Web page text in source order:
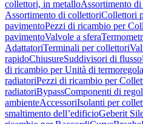
collettori, in metalloAssortimento
Assortimento di collettoriCollettori
pavimentoPezzi di ricambio per
pavimentoValvole a sfera
AdattatoriTerminali per collettori
rapidoChiusureSuddivisori di flusso
di ricambio per Unità di
radiatoriPezzi di ricambio per
radiatoriBypassComponenti di
ambienteAccessoriIsolanti per
smaltimento dell’edificioGeberit